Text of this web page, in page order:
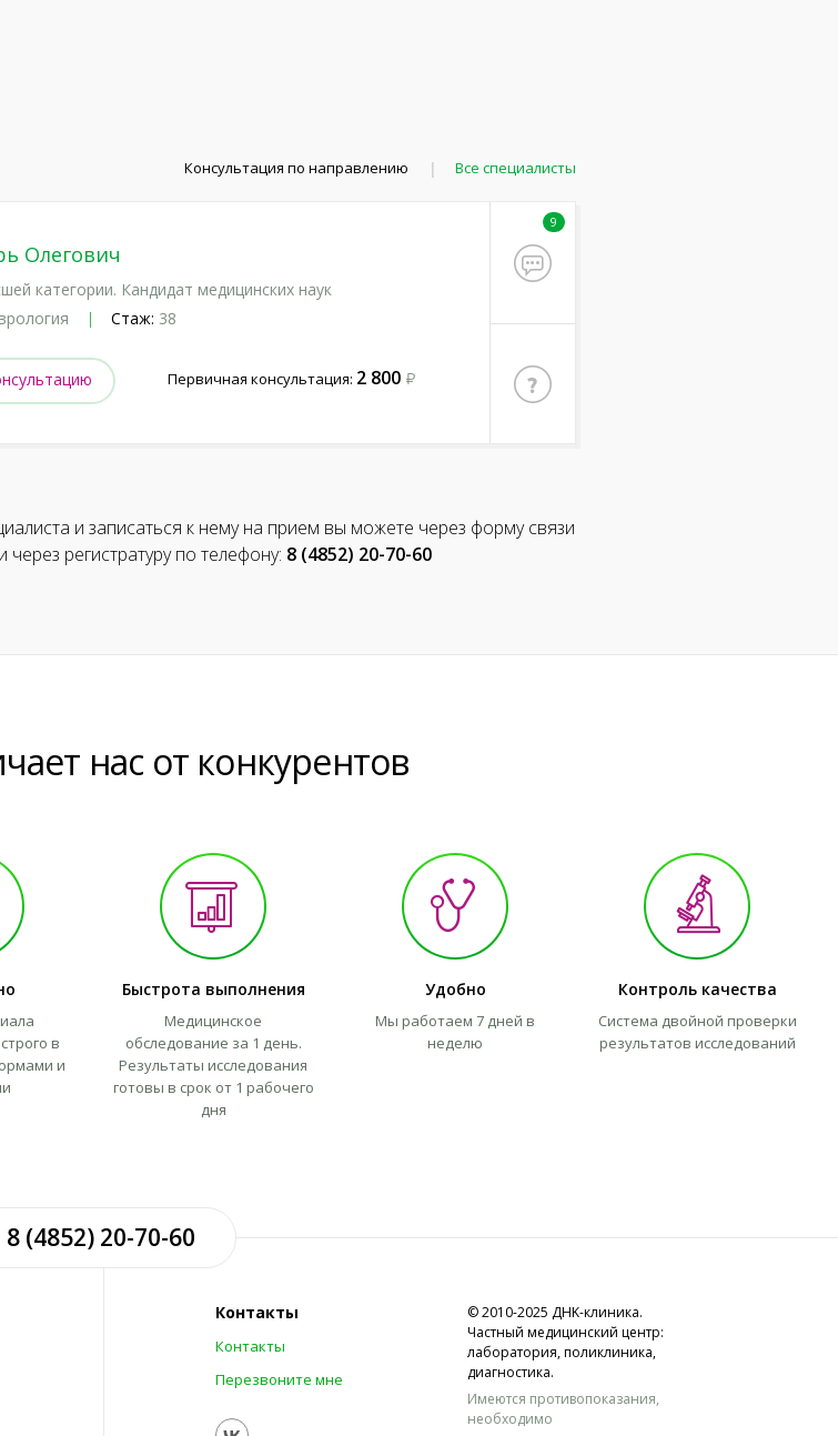
Консультация по направлению Все специалисты
9
Олегович
категории. Кандидат медицинских наук
Стаж: 38
Первичная консультация: 2 800
и записаться к нему на прием вы можете через форму связи
через регистратуру по телефону: 8 (4852) 20-70-60
нас от конкурентов
в
и
Быстрота выполнения
Медицинское
обследование за 1 день.
Результаты исследования
готовы в срок от 1 рабочего
дня
Удобно
Мы работаем 7 дней в
неделю
Контроль качества
Система двойной проверки
результатов исследований
Контакты
Контакты
Перезвоните мне
© 2010-2025 ДНK-клиника.
Частный медицинский центр:
лаборатория, поликлиника,
диагностика.
Имеются противопоказания,
необходимо
8 (4852) 20-70-60